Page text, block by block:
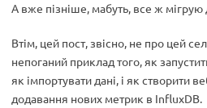
А вже пізніше, мабуть, все ж
Втім, цей пост, звісно, не про цей
непоганий приклад того, як
як імпортувати дані, і як створити
додавання нових метрик в InfluxDB.